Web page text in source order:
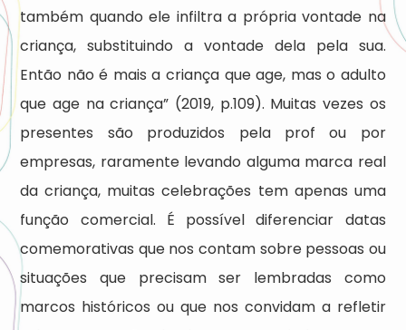
também quando ele infiltra a própria vontade na
criança, substituindo a vontade dela pela sua.
Então não é mais a criança que age, mas o adulto
que age na criança” (2019, p.109). Muitas vezes os
presentes são produzidos pela prof ou por
empresas, raramente levando alguma marca real
da criança, muitas celebrações tem apenas uma
função comercial. É possível diferenciar datas
comemorativas que nos contam sobre pessoas ou
situações que precisam ser lembradas como
marcos históricos ou que nos convidam a refletir